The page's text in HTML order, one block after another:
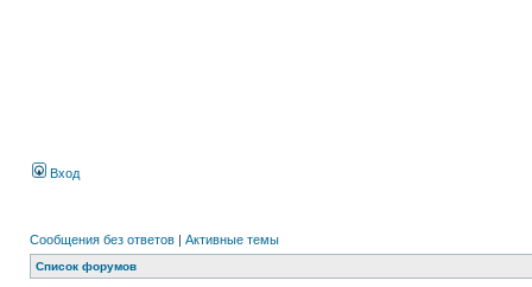
Вход
Сообщения без ответов | Активные темы
Список форумов